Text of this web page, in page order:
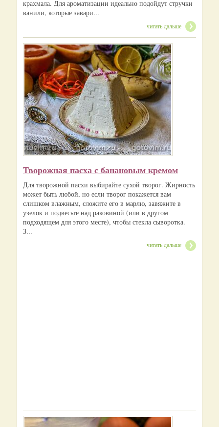
крахмала. Для ароматизации идеально подойдут стручки
ванили, которые завари...
читать дальше
Творожная пасха с банановым кремом
Для творожной пасхи выбирайте сухой творог. Жирность
может быть любой, но если творог покажется вам
слишком влажным, сложите его в марлю, завяжите в
узелок и подвесьте над раковиной (или в другом
подходящем для этого месте), чтобы стекла сыворотка.
З...
читать дальше